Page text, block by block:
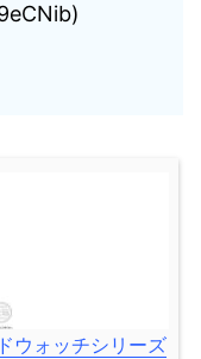
ウォッチシリーズ